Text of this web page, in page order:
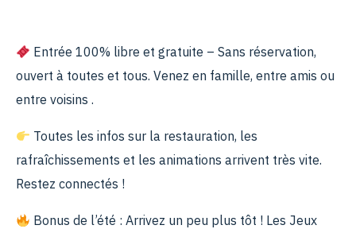
Entrée 100% libre et gratuite – Sans réservation,
ouvert à toutes et tous. Venez en famille, entre amis ou
entre voisins .
Toutes les infos sur la restauration, les
rafraîchissements et les animations arrivent très vite.
Restez connectés !
Bonus de l’été : Arrivez un peu plus tôt ! Les Jeux